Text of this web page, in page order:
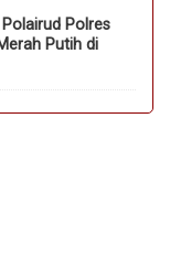
Polres
Putih di